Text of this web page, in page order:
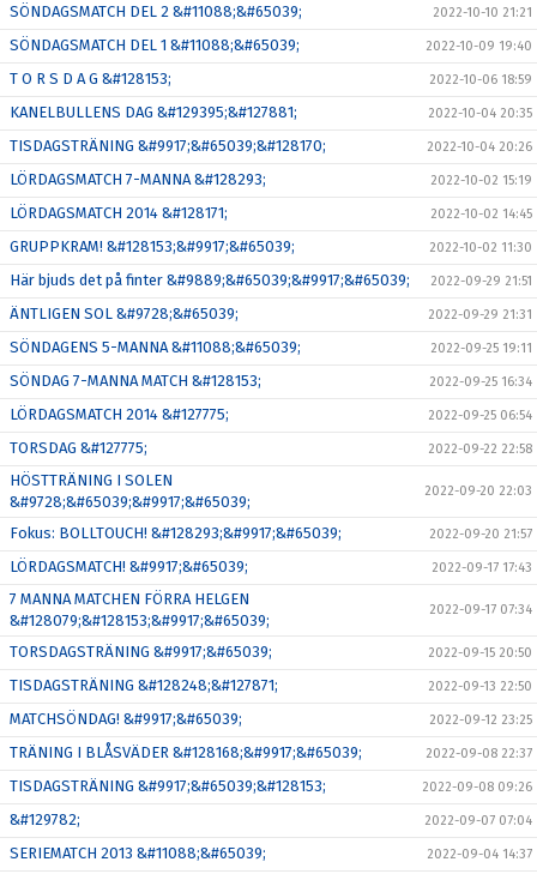
SÖNDAGSMATCH DEL 2 &#11088;&#65039; 2022-10-10 21:21
SÖNDAGSMATCH DEL 1 &#11088;&#65039; 2022-10-09 19:40
T O R S D A G &#128153; 2022-10-06 18:59
KANELBULLENS DAG &#129395;&#127881; 2022-10-04 20:35
TISDAGSTRÄNING &#9917;&#65039;&#128170; 2022-10-04 20:26
LÖRDAGSMATCH 7-MANNA &#128293; 2022-10-02 15:19
LÖRDAGSMATCH 2014 &#128171; 2022-10-02 14:45
GRUPPKRAM! &#128153;&#9917;&#65039; 2022-10-02 11:30
Här bjuds det på finter &#9889;&#65039;&#9917;&#65039; 2022-09-29 21:51
ÄNTLIGEN SOL &#9728;&#65039; 2022-09-29 21:31
SÖNDAGENS 5-MANNA &#11088;&#65039; 2022-09-25 19:11
SÖNDAG 7-MANNA MATCH &#128153; 2022-09-25 16:34
LÖRDAGSMATCH 2014 &#127775; 2022-09-25 06:54
TORSDAG &#127775; 2022-09-22 22:58
HÖSTTRÄNING I SOLEN
&#9728;&#65039;&#9917;&#65039;
2022-09-20 22:03
Fokus: BOLLTOUCH! &#128293;&#9917;&#65039; 2022-09-20 21:57
LÖRDAGSMATCH! &#9917;&#65039; 2022-09-17 17:43
7 MANNA MATCHEN FÖRRA HELGEN
&#128079;&#128153;&#9917;&#65039;
2022-09-17 07:34
TORSDAGSTRÄNING &#9917;&#65039; 2022-09-15 20:50
TISDAGSTRÄNING &#128248;&#127871; 2022-09-13 22:50
MATCHSÖNDAG! &#9917;&#65039; 2022-09-12 23:25
TRÄNING I BLÅSVÄDER &#128168;&#9917;&#65039; 2022-09-08 22:37
TISDAGSTRÄNING &#9917;&#65039;&#128153; 2022-09-08 09:26
&#129782; 2022-09-07 07:04
SERIEMATCH 2013 &#11088;&#65039; 2022-09-04 14:37